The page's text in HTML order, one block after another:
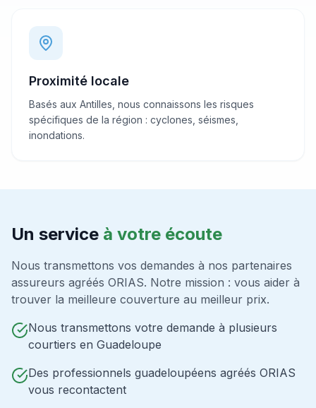
Proximité locale
Basés aux Antilles, nous connaissons les risques
spécifiques de la région : cyclones, séismes,
inondations.
Un service à votre écoute
Nous transmettons vos demandes à nos partenaires
assureurs agréés ORIAS. Notre mission : vous aider à
trouver la meilleure couverture au meilleur prix.
Nous transmettons votre demande à plusieurs
courtiers en Guadeloupe
Des professionnels guadeloupéens agréés ORIAS
vous recontactent